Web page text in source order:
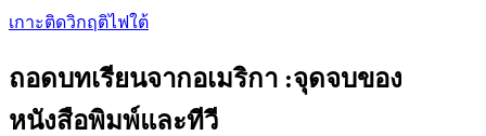
Skip
content
เกาะติดวิกฤติไฟใต้
ถอดบทเรียนจากอเมริกา :จุดจบของ
หนังสือพิมพ์และทีวี